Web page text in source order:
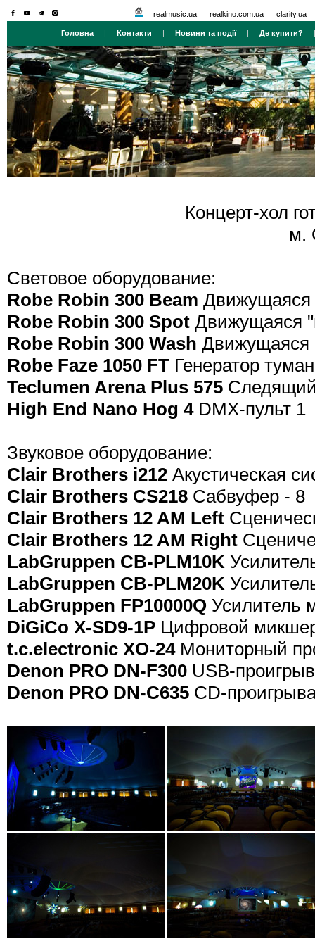
realmusic.ua realkino.com.ua clarity.ua
Головна | Контакти | Новини та події| Де купити?
Концерт-хол
м.
Световое оборудование:
Robe Robin 300 Beam Движущаяся
Robe Robin 300 Spot Движущаяся
Robe Robin 300 Wash Движущаяся
Robe Faze 1050 FT Генератор
Teclumen Arena Plus 575
High End Nano Hog 4DMX-пульт 1
Звуковое оборудование:
Clair Brothers i212 Акустическая
Clair Brothers CS218 Сабвуфер - 8
Clair Brothers 12 AM Left
Clair Brothers 12 AM Right
LabGruppen CB-PLM10K
LabGruppen CB-PLM20K
LabGruppen FP10000Q Усилитель
DiGiCo X-SD9-1P Цифровой
t.c.electronic XO-24Мониторный
Denon PRO DN-F300 USB-
Denon PRO DN-C635 CD-